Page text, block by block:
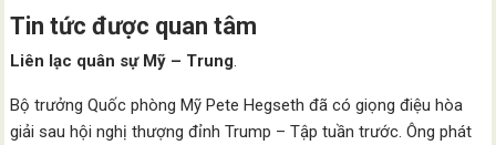
Tin tức được quan tâm
Liên lạc quân sự Mỹ – Trung.
Bộ trưởng Quốc phòng Mỹ Pete Hegseth đã có giọng điệu hòa
giải sau hội nghị thượng đỉnh Trump – Tập tuần trước. Ông phát